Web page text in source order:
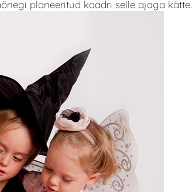
planeeritud kaadri selle ajaga kätte.